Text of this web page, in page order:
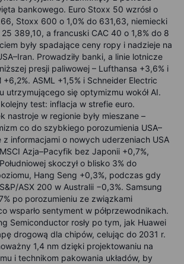
bankowego. Euro Stoxx 50 wzrósł o
Stoxx 600 o 1,0% do 631,63, niemiecki
25 389,10, a francuski CAC 40 o 1,8% do 8
były spadające ceny ropy i nadzieje na
Prowadziły banki, a linie lotnicze
presji paliwowej – Lufthansa +3,6% i
+6,2%. ASML +1,5% i Schneider Electric
utrzymującego się optymizmu wokół AI.
test: inflacja w strefie euro.
nastroje w regionie były mieszane –
co do szybkiego porozumienia USA–
z informacjami o nowych uderzeniach USA
Azja–Pacyfik bez Japonii +0,7%,
skoczył o blisko 3% do
Hang Seng +0,3%, podczas gdy
ASX 200 w Australii −0,3%. Samsung
po porozumieniu ze związkami
wsparło sentyment w półprzewodnikach.
Semiconductor rosły po tym, jak Huawei
drogową dla chipów, celując do 2031 r.
1,4 nm dzięki projektowaniu na
i technikom pakowania układów, by